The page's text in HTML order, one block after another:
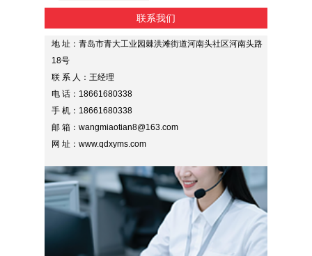
联系我们
地 址：青岛市青大工业园棘洪滩街道河南头社区河南头路
18号
联 系 人：王经理
电 话：18661680338
手 机：18661680338
邮 箱：wangmiaotian8@163.com
网 址：www.qdxyms.com